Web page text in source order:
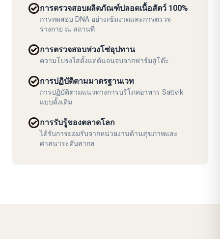
check_circleการตรวจสอบผลิตภัณฑ์ปลอดเนื้อสัตว์ 100%
การทดสอบ DNA อย่างเข้มงวดและการตรวจ
ร่างกาย ณ สถานที่
check_circleการตรวจสอบห่วงโซ่อุปทาน
ความโปร่งใสตั้งแต่ต้นจนจบจากฟาร์มสู่โต๊ะ
check_circleการปฏิบัติตามมาตรฐานเวท
การปฏิบัติตามแนวทางการบริโภคอาหาร Sattvik
แบบดั้งเดิม
check_circleการรับรู้ของตลาดโลก
ได้รับการยอมรับจากหน่วยงานด้านสุขภาพและ
ศาสนาระดับสากล